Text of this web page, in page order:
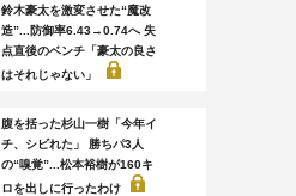
鈴木豪太を激変させた“魔改
造”...防御率6.43→0.74へ 失
点直後のベンチ「豪太の良さ
はそれじゃない」
腹を括った杉山一樹「今年イ
チ、シビれた」 勝ちパ3人
の“嗅覚”...松本裕樹が160キ
ロを出しに行ったわけ